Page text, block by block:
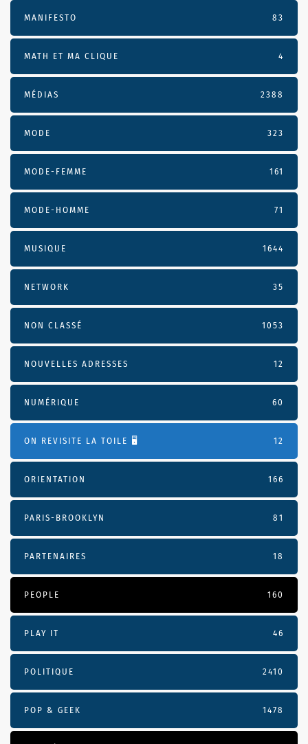
MANIFESTO 83
MATH ET MA CLIQUE 4
MÉDIAS 2388
MODE 323
MODE-FEMME 161
MODE-HOMME 71
MUSIQUE 1644
NETWORK 35
NON CLASSÉ 1053
NOUVELLES ADRESSES 12
NUMÉRIQUE 60
ON REVISITE LA TOILE 🖥️ 12
ORIENTATION 166
PARIS-BROOKLYN 81
PARTENAIRES 18
PEOPLE 160
PLAY IT 46
POLITIQUE 2410
POP & GEEK 1478